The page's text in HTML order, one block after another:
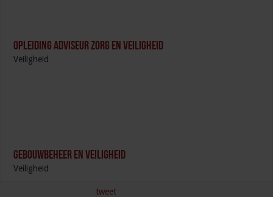
Opleiding Adviseur zorg en veiligheid
Veiligheid
Gebouwbeheer en veiligheid
Veiligheid
tweet